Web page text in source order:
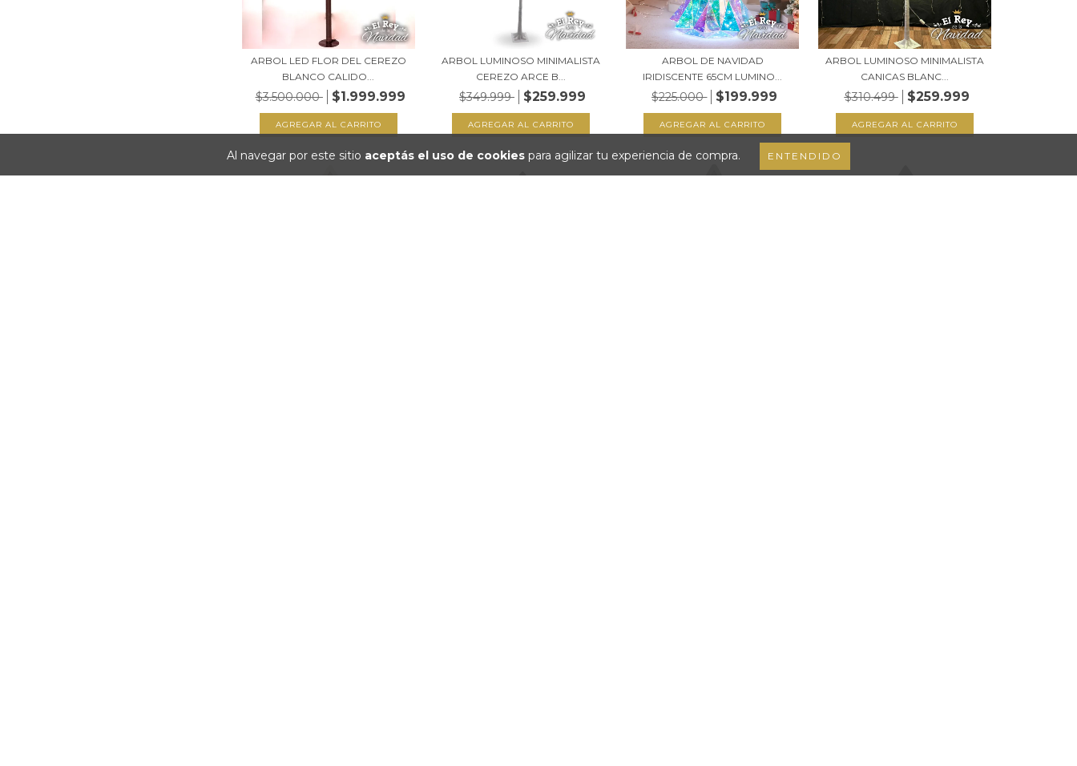
Al navegar por este sitio aceptás el uso de cookies para agilizar tu experiencia de compra. ENTENDIDO
ARBOL LED FLOR DEL CEREZO
BLANCO CALIDO...
$3.500.000 $1.999.999
ARBOL LUMINOSO MINIMALISTA
CEREZO ARCE B...
$349.999 $259.999
ARBOL DE NAVIDAD
IRIDISCENTE 65CM LUMINO...
$225.000 $199.999
ARBOL LUMINOSO MINIMALISTA
CANICAS BLANC...
$310.499 $259.999